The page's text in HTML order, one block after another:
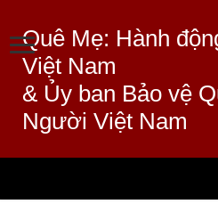
Quê Mẹ: Hành
Việt Nam
& Ủy ban Bảo vệ
Người Việt Nam